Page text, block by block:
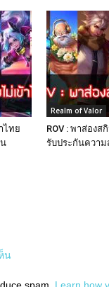
ไทย
Realm of Valor
ROV : พาส่องส
รับประกันควา
น
spam. Learn how